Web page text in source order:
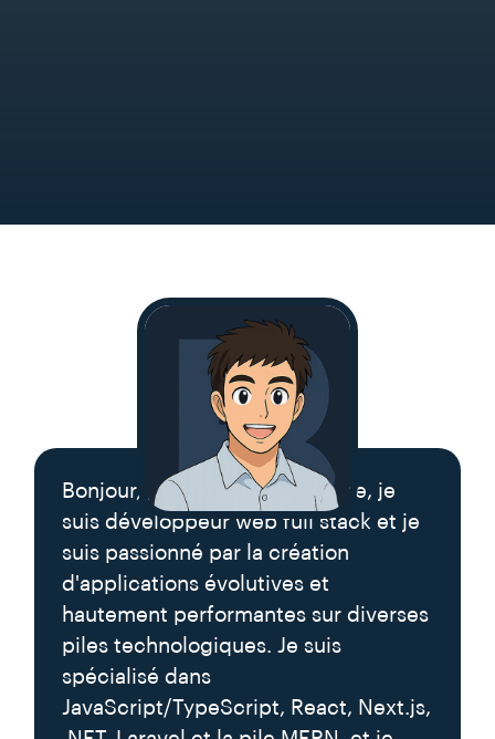
Bonjour, je m'appelle Elhassane, je
suis développeur web full stack et je
suis passionné par la création
d'applications évolutives et
hautement performantes sur diverses
piles technologiques. Je suis
spécialisé dans
JavaScript/TypeScript, React, Next.js,